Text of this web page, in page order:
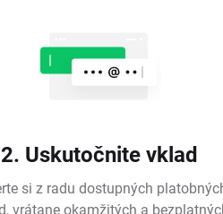
2. Uskutočnite vklad
si z radu dostupných
vrátane okamžitých a